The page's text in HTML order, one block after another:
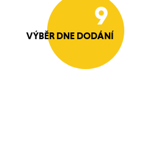
9
VÝBĚR DNE DODÁNÍ